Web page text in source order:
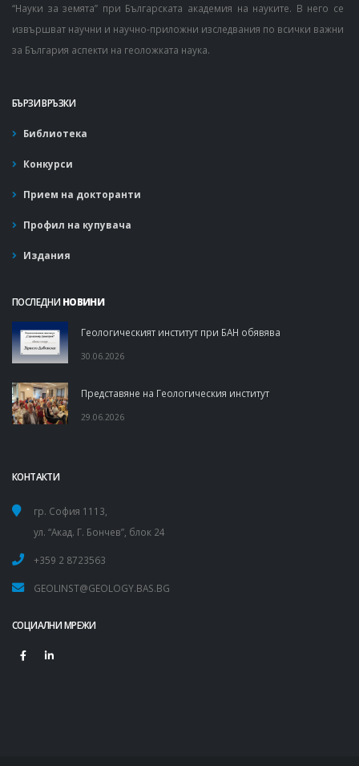
“Науки за земята” при Българската академия на науките. В него се
извършват научни и научно-приложни изследвания по всички важни
за България аспекти на геоложката наука.
БЪРЗИ ВРЪЗКИ
Библиотека
Конкурси
Прием на докторанти
Профил на купувача
Издания
ПОСЛЕДНИ НОВИНИ
Геологическият институт при БАН обявява
30.06.2026
Представяне на Геологическия институт
29.06.2026
КОНТАКТИ
гр. София 1113,
ул. “Акад. Г. Бончев”, блок 24
+359 2 8723563
GEOLINST@GEOLOGY.BAS.BG
СОЦИАЛНИ МРЕЖИ